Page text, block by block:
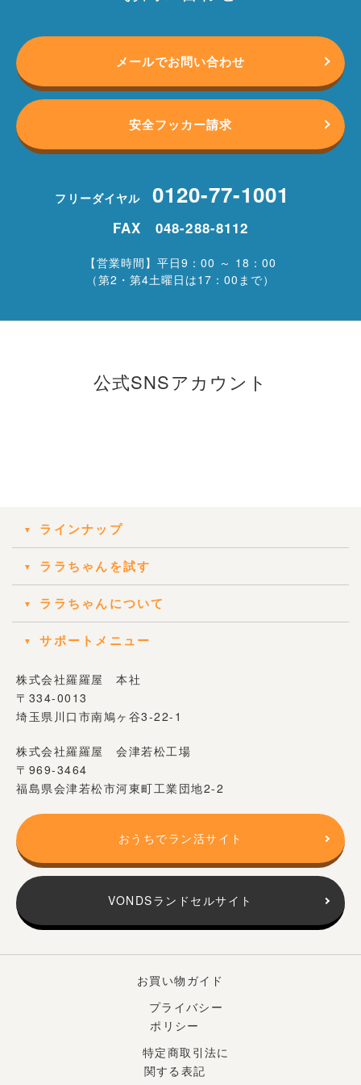
メールでお問い合わせ
安全フッカー請求
フリーダイヤル 0120-77-1001
FAX 048-288-8112
【営業時間】平日9：00 ～ 18：00
（第2・第4土曜日は17：00まで）
公式SNSアカウント
ラインナップ
ララちゃんを試す
ララちゃんについて
サポートメニュー
株式会社羅羅屋 本社
〒334-0013
埼玉県川口市南鳩ヶ谷3-22-1
株式会社羅羅屋 会津若松工場
〒969-3464
福島県会津若松市河東町工業団地2-2
おうちでラン活サイト
VONDSランドセルサイト
お買い物ガイド
プライバシー
ポリシー
特定商取引法に
関する表記